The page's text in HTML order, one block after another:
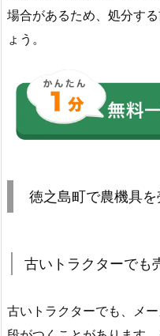
場合があるため、処分す
ょう。
徳之島町で農機具
古いトラクターでも
古いトラクターでも、メ